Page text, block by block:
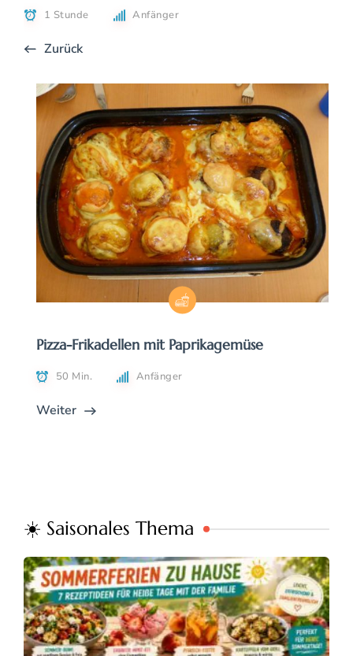
1 Stunde Anfänger
Zurück
Pizza-Frikadellen mit Paprikagemüse
50 Min. Anfänger
Weiter
☀️ Saisonales Thema